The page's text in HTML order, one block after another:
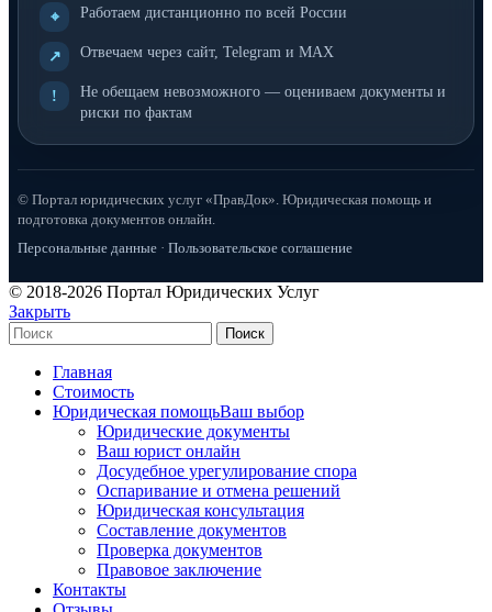
⌖ Работаем дистанционно по всей России
↗ Отвечаем через сайт, Telegram и MAX
!
Не обещаем невозможного — оцениваем документы и
риски по фактам
© Портал юридических услуг «ПравДок». Юридическая помощь и
подготовка документов онлайн.
Персональные данные · Пользовательское соглашение
© 2018-2026 Портал Юридических Услуг
Закрыть
Поиск
Главная
Стоимость
Юридическая помощьВаш выбор
Юридические документы
Ваш юрист онлайн
Досудебное урегулирование спора
Оспаривание и отмена решений
Юридическая консультация
Составление документов
Проверка документов
Правовое заключение
Контакты